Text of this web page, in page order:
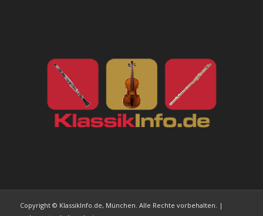
Copyright © KlassikInfo.de, München. Alle Rechte vorbehalten. |